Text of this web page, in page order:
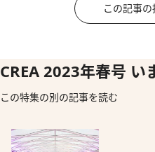
この記事
CREA 2023年春号 い
この特集の別の記事を読む